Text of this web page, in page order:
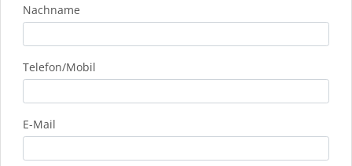
Nachname
Telefon/Mobil
E-Mail